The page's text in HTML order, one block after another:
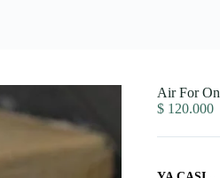
Air For
$120.000